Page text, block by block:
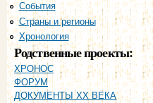
События
Страны и регионы
Хронология
Родственные проекты:
ХРОНОС
ФОРУМ
ДОКУМЕНТЫ XX ВЕКА